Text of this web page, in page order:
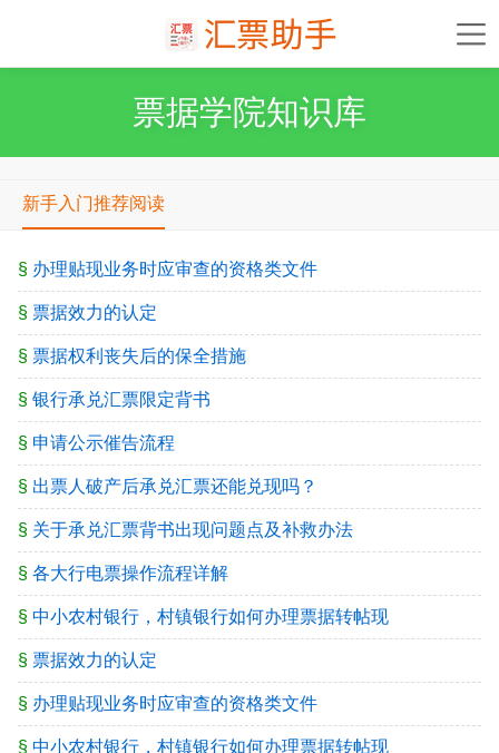
票据学院知识库
新手入门推荐阅读
§ 办理贴现业务时应审查的资格类文件
§ 票据效力的认定
§ 票据权利丧失后的保全措施
§ 银行承兑汇票限定背书
§ 申请公示催告流程
§ 出票人破产后承兑汇票还能兑现吗？
§ 关于承兑汇票背书出现问题点及补救办法
§ 各大行电票操作流程详解
§ 中小农村银行，村镇银行如何办理票据转帖现
§ 票据效力的认定
§ 办理贴现业务时应审查的资格类文件
§ 中小农村银行，村镇银行如何办理票据转帖现